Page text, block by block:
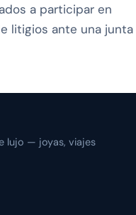
a participar en
litigios ante una junta
lujo — joyas, viajes